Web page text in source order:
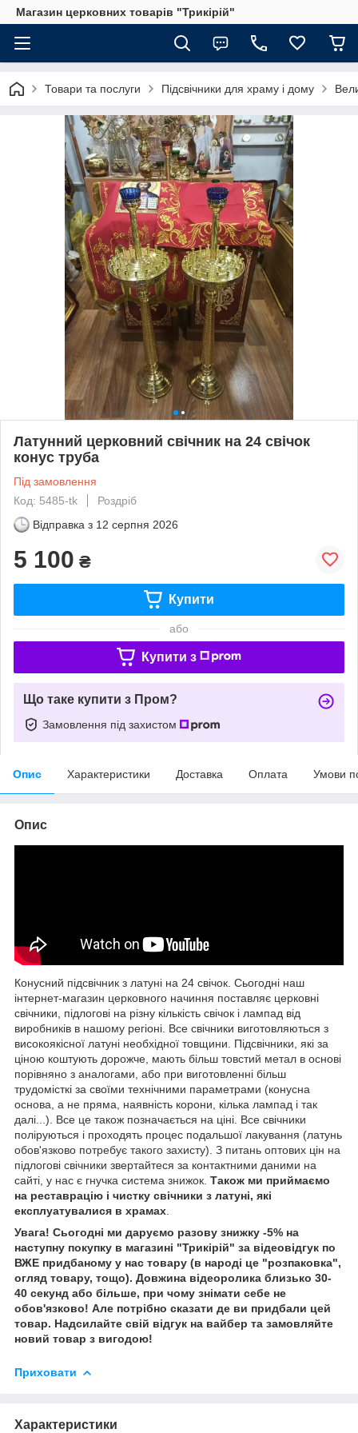
Магазин церковних товарів "Трикірій"
Товари та послуги Підсвічники для храму і дому
Латунний церковний свічник на 24 свічок
конус труба
Під замовлення
Код: 5485-tk
Роздріб
Відправка з 12 серпня 2026
5 100 ₴
Купити
або
Купити з
Що таке купити з Пром?
Замовлення під захистом
Опис Характеристики Доставка Оплата Умови
Опис
Конусний підсвічник з латуні на 24 свічок. Сьогодні наш
інтернет-магазин церковного начиння поставляє церковні
свічники, підлогові на різну кількість свічок і лампад від
виробників в нашому регіоні. Все свічники виготовляються з
високоякісної латуні необхідної товщини. Підсвічники, які за
ціною коштують дорожче, мають більш товстий метал в основі
порівняно з аналогами, або при виготовленні більш
трудомісткі за своїми технічними параметрами (конусна
основа, а не пряма, наявність корони, кілька лампад і так
далі...). Все це також позначається на ціні. Все свічники
поліруються і проходять процес подальшої лакування (латунь
обов'язково потребує такого захисту). З питань оптових цін на
підлогові свічники звертайтеся за контактними даними на
сайті, у нас є гнучка система знижок. Також ми приймаємо
на реставрацію і чистку свічники з латуні, які
експлуатувалися в храмах
Увага! Сьогодні ми даруємо разову знижку -5% на
наступну покупку в магазині "Трикірій" за відеовідгук по
ВЖЕ придбаному у нас товару (в народі це "розпаковка",
огляд товару, тощо). Довжина відеоролика близько 30-
40 секунд або більше, при чому знімати себе не
обов'язково! Але потрібно сказати де ви придбали цей
товар. Надсилайте свій відгук на вайбер та замовляйте
новий товар з вигодою!
Приховати
Характеристики